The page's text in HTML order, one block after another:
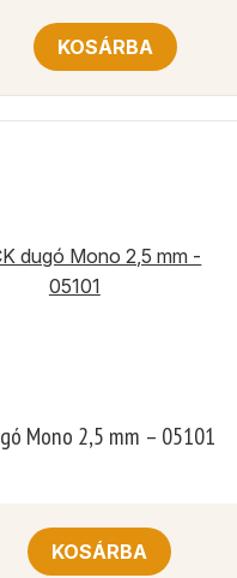
KOSÁRBA
Mono 2,5 mm – 05101
KOSÁRBA